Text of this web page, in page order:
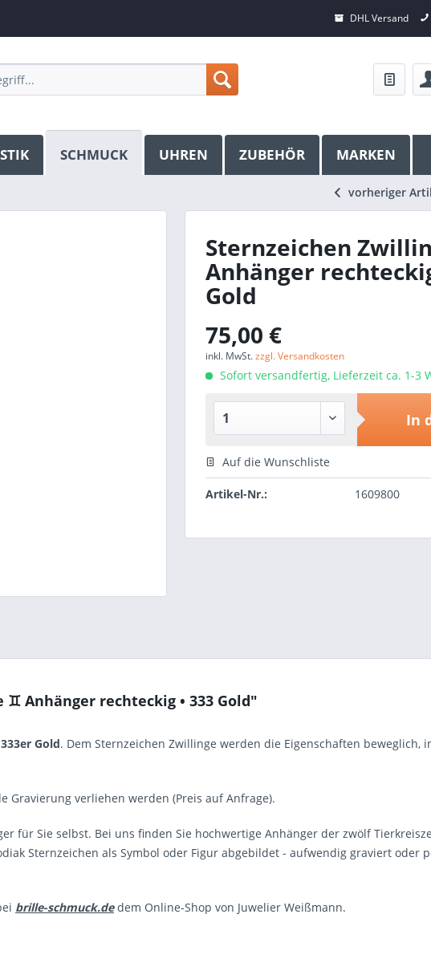
DHL Versand
SCHMUCK UHREN ZUBEHÖR MARKEN
vorheriger
Sternzeichen
Anhänger
Gold
75,00 €
inkl. MwSt.zzgl. Versandkosten
Sofort versandfertig, Lieferzeit ca. 1-3
In
Auf die Wunschliste
Artikel-Nr.: 1609800
Anhänger rechteckig • 333 Gold"
333er Gold. Dem Sternzeichen Zwillinge werden die Eigenschaften beweglich,
verliehen werden (Preis auf Anfrage).
für Sie selbst. Bei uns finden Sie hochwertige Anhänger der zwölf
Sternzeichen als Symbol oder Figur abgebildet - aufwendig graviert oder
brille-schmuck.de dem Online-Shop von Juwelier Weißmann.